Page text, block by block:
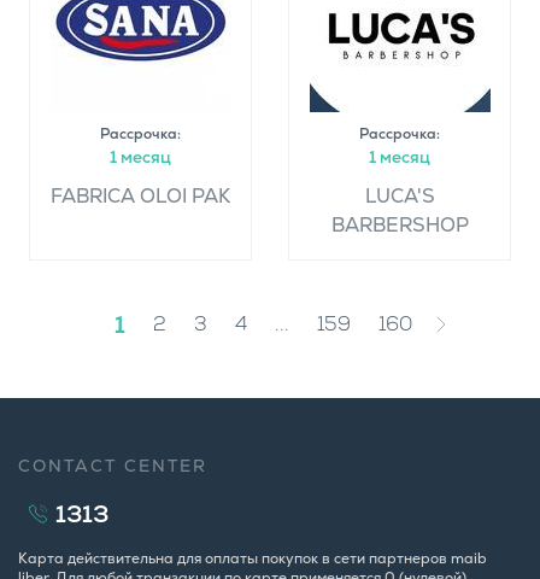
Рассрочка:
1 месяц
FABRICA OLOI PAK
Рассрочка:
1 месяц
LUCA'S
BARBERSHOP
1 2 3 4 ... 159 160
CONTACT CENTER
1313
Карта действительна для оплаты покупок в сети партнеров maib